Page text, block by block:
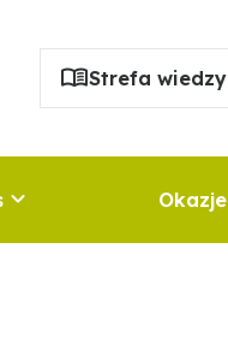
Strefa wiedzy
Okazje